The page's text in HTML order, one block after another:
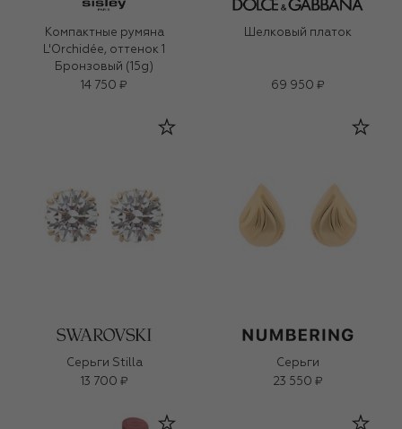
Компактные румяна
L'Orchidée, оттенок 1
Бронзовый (15g)
14 750 ₽
Шелковый платок
69 950 ₽
Серьги Stilla
13 700 ₽
Серьги
23 550 ₽